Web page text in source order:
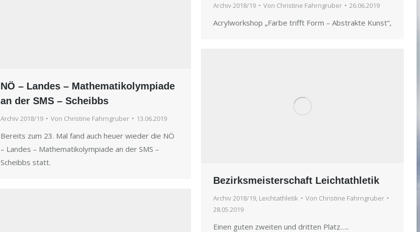
Archiv 2018/19 Von Christine Fahrngruber 26.06.2019
Acrylworkshop „Farbe trifft Form – Abstrakte Kunst“,
NÖ – Landes – Mathematikolympiade
an der SMS – Scheibbs
Archiv 2018/19 Von Christine Fahrngruber 13.06.2019
Bereits zum 23. Mal fand auch heuer wieder die NÖ
– Landes – Mathematikolympiade an der SMS –
Scheibbs statt.
Bezirksmeisterschaft Leichtathletik
Archiv 2018/19 Leichtathletik Von Christine Fahrngruber
28.05.2019
Einen guten zweiten und dritten Platz…..